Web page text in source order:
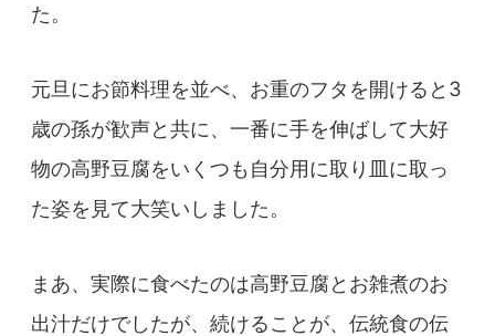
た。
元旦にお節料理を並べ、お重のフタを開けると3
歳の孫が歓声と共に、一番に手を伸ばして大好
物の高野豆腐をいくつも自分用に取り皿に取っ
た姿を見て大笑いしました。
まあ、実際に食べたのは高野豆腐とお雑煮のお
出汁だけでしたが、続けることが、伝統食の伝